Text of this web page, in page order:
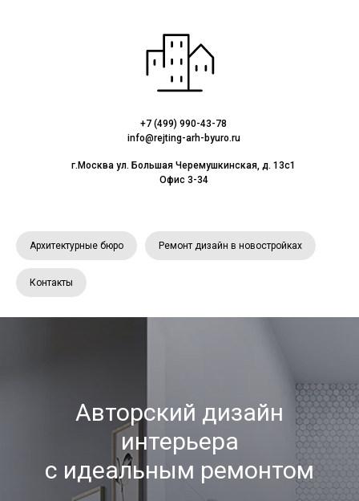
+7 (499) 990-43-78
info@rejting-arh-byuro.ru
г.Москва ул. Большая Черемушкинская, д. 13с1
Офис 3-34
Архитектурные бюро Ремонт дизайн в новостройках
Контакты
Авторский дизайн
интерьера
с идеальным ремонтом